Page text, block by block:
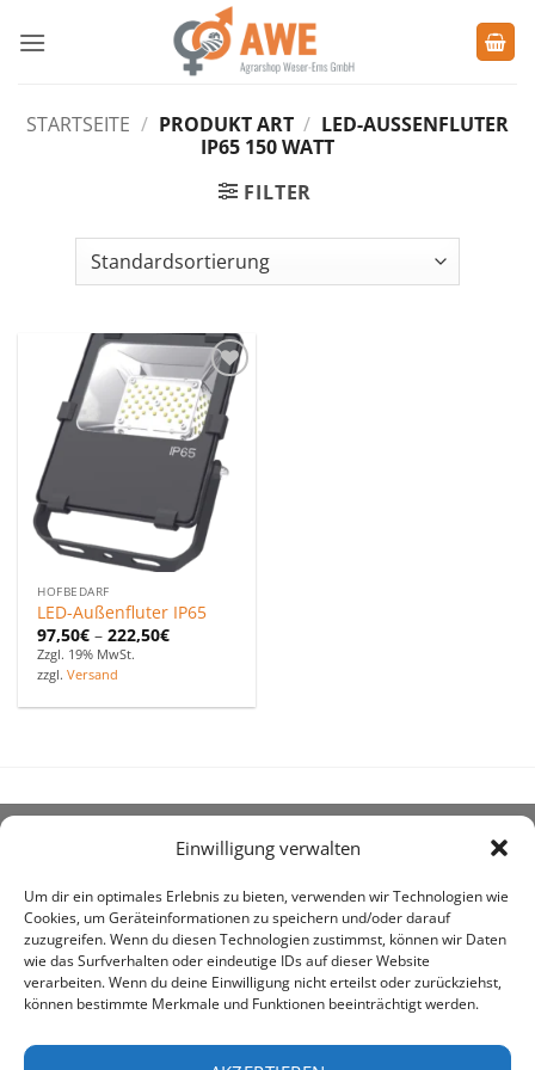
Einwilligung verwalten
Um dir ein optimales Erlebnis zu bieten, verwenden wir Technologien wie
Cookies, um Geräteinformationen zu speichern und/oder darauf
zuzugreifen. Wenn du diesen Technologien zustimmst, können wir Daten
wie das Surfverhalten oder eindeutige IDs auf dieser Website
verarbeiten. Wenn du deine Einwilligung nicht erteilst oder zurückziehst,
können bestimmte Merkmale und Funktionen beeinträchtigt werden.
Inhalt
STARTSEITE / PRODUKT ART / LED-AUSSENFLUTER I
P65 150 WATT
FILTER
Zu den
Favoriten
hinzufügen
HOFBEDARF
LED-Außenfluter IP65
97,50€ –222,50€
Zzgl. 19% MwSt.
zzgl.Versand
um den Kauf landwirtschaftlicher Bedarfsartikel geht.